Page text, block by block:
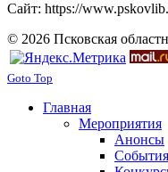
Сайт: https://
© 2026 Псковская
Goto Top
Главная
Мероприятия
Анонсы
События